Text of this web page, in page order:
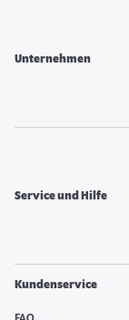
Unternehmen
Service und Hilfe
Kundenservice